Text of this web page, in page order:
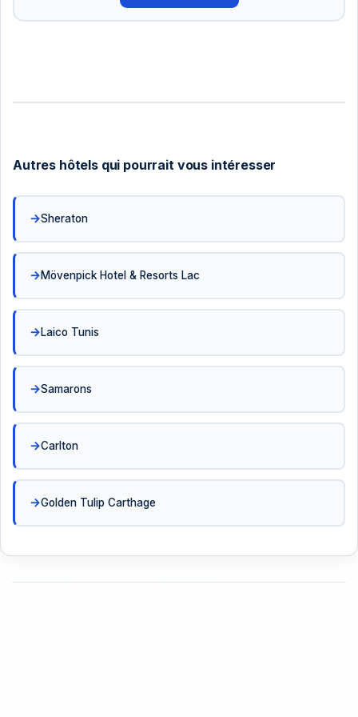
Autres hôtels qui pourrait vous intéresser
Sheraton
Mövenpick Hotel & Resorts Lac
Laico Tunis
Samarons
Carlton
Golden Tulip Carthage